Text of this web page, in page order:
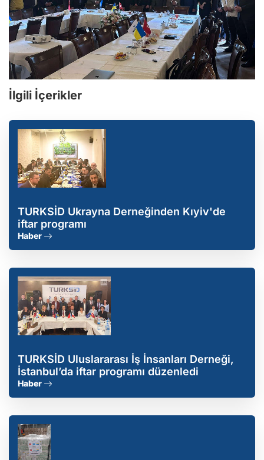
İlgili İçerikler
TURKSİD Ukrayna Derneğinden Kıyiv'de
iftar programı
Haber
TURKSİD Uluslararası İş İnsanları Derneği,
İstanbul’da iftar programı düzenledi
Haber